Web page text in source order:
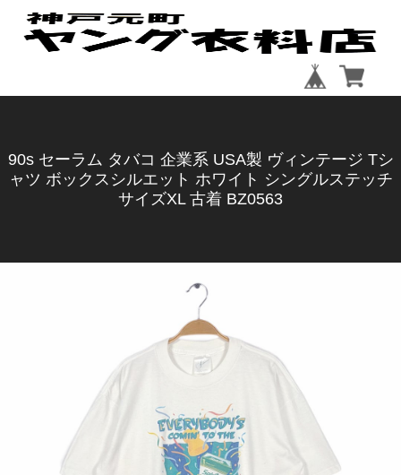
90s セーラム タバコ 企業系 USA製 ヴィンテージ Tシ
ャツ ボックスシルエット ホワイト シングルステッチ
サイズXL 古着 BZ0563